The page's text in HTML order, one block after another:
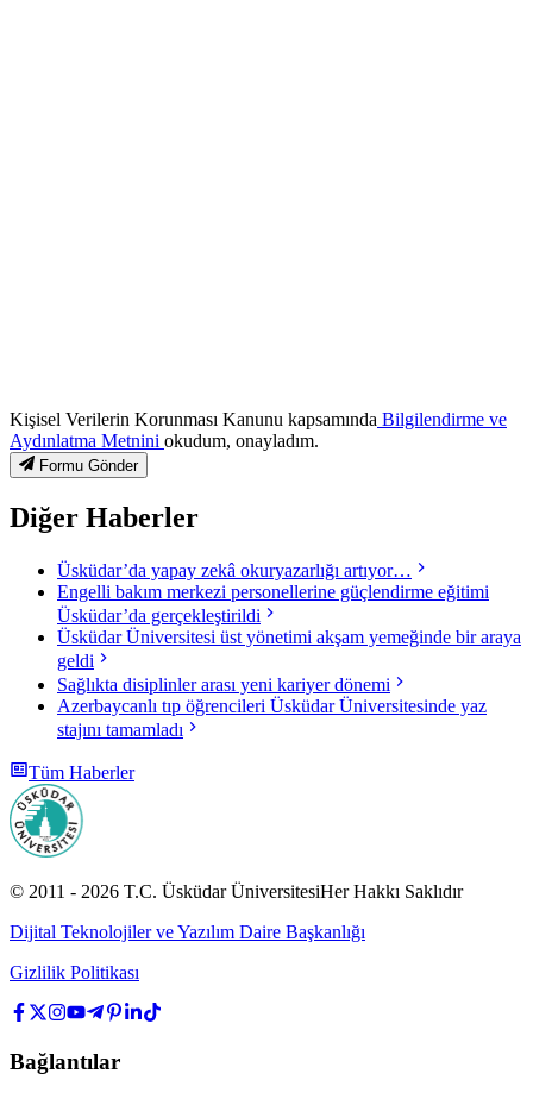
Kişisel Verilerin Korunması Kanunu kapsamında Bilgilendirme ve
Aydınlatma Metnini okudum, onayladım.
Formu Gönder
Diğer Haberler
Üsküdar’da yapay zekâ okuryazarlığı artıyor…
Engelli bakım merkezi personellerine güçlendirme eğitimi
Üsküdar’da gerçekleştirildi
Üsküdar Üniversitesi üst yönetimi akşam yemeğinde bir araya
geldi
Sağlıkta disiplinler arası yeni kariyer dönemi
Azerbaycanlı tıp öğrencileri Üsküdar Üniversitesinde yaz
stajını tamamladı
Tüm Haberler
© 2011 - 2026 T.C. Üsküdar ÜniversitesiHer Hakkı Saklıdır
Dijital Teknolojiler ve Yazılım Daire Başkanlığı
Gizlilik Politikası
Bağlantılar